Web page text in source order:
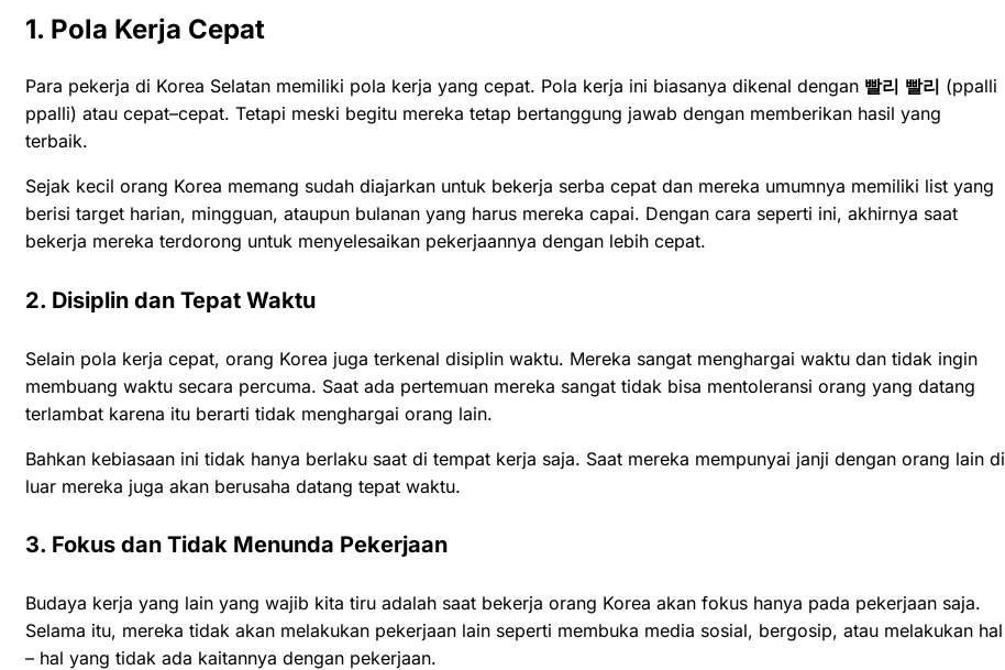
1. Pola Kerja Cepat
Para pekerja di Korea Selatan memiliki pola kerja yang cepat. Pola kerja ini biasanya dikenal dengan 빨리 빨리 (ppalli
ppalli) atau cepat–cepat. Tetapi meski begitu mereka tetap bertanggung jawab dengan memberikan hasil yang
terbaik.
Sejak kecil orang Korea memang sudah diajarkan untuk bekerja serba cepat dan mereka umumnya memiliki list yang
berisi target harian, mingguan, ataupun bulanan yang harus mereka capai. Dengan cara seperti ini, akhirnya saat
bekerja mereka terdorong untuk menyelesaikan pekerjaannya dengan lebih cepat.
2. Disiplin dan Tepat Waktu
Selain pola kerja cepat, orang Korea juga terkenal disiplin waktu. Mereka sangat menghargai waktu dan tidak ingin
membuang waktu secara percuma. Saat ada pertemuan mereka sangat tidak bisa mentoleransi orang yang datang
terlambat karena itu berarti tidak menghargai orang lain.
Bahkan kebiasaan ini tidak hanya berlaku saat di tempat kerja saja. Saat mereka mempunyai janji dengan orang lain di
luar mereka juga akan berusaha datang tepat waktu.
3. Fokus dan Tidak Menunda Pekerjaan
Budaya kerja yang lain yang wajib kita tiru adalah saat bekerja orang Korea akan fokus hanya pada pekerjaan saja.
Selama itu, mereka tidak akan melakukan pekerjaan lain seperti membuka media sosial, bergosip, atau melakukan hal
– hal yang tidak ada kaitannya dengan pekerjaan.